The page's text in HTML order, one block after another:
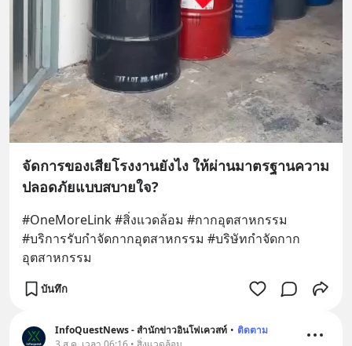
จัดการของเสียโรงงานยังไง ให้ผ่านมาตรฐานความ
ปลอดภัยแบบสบายใจ?
#OneMoreLink #สิ่งแวดล้อม #กากอุตสาหกรรม
#บริการรับกําจัดกากอุตสาหกรรม #บริษัทกำจัดกาก
อุตสาหกรรม
บันทึก
InfoQuestNews - สำนักข่าวอินโฟเควสท์ • ติดตาม